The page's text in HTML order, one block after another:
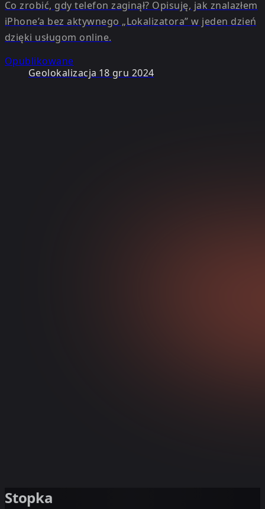
Co zrobić, gdy telefon zaginął? Opisuję, jak znalazłem
iPhone’a bez aktywnego „Lokalizatora” w jeden dzień
dzięki usługom online.
Opublikowane
Geolokalizacja18 gru 2024
Stopka